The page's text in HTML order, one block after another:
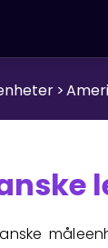
>